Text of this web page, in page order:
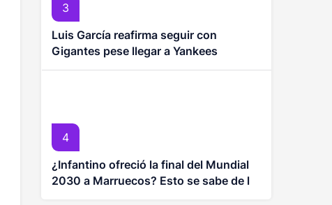
3
Luis García reafirma seguir con
Gigantes pese llegar a Yankees
4
¿Infantino ofreció la final del Mundial
2030 a Marruecos? Esto se sabe de la